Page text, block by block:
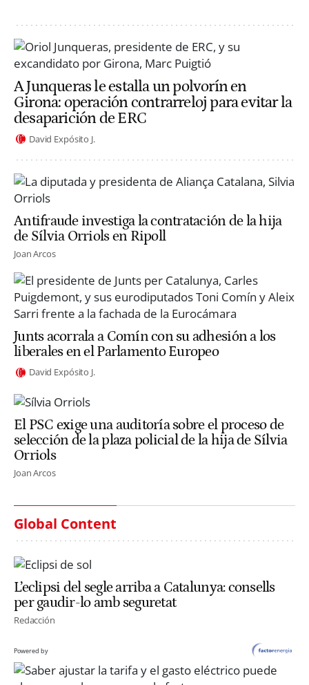
A Junqueras le estalla un polvorín en
Girona: operación contrarreloj para evitar la
desaparición de ERC
David Expósito J.
Antifraude investiga la contratación de la hija
de Sílvia Orriols en Ripoll
Joan Arcos
Junts acorrala a Comín con su adhesión a los
liberales en el Parlamento Europeo
David Expósito J.
El PSC exige una auditoría sobre el proceso de
selección de la plaza policial de la hija de Sílvia
Orriols
Joan Arcos
Global Content
L’eclipsi del segle arriba a Catalunya: consells
per gaudir-lo amb seguretat
Redacción
Powered by